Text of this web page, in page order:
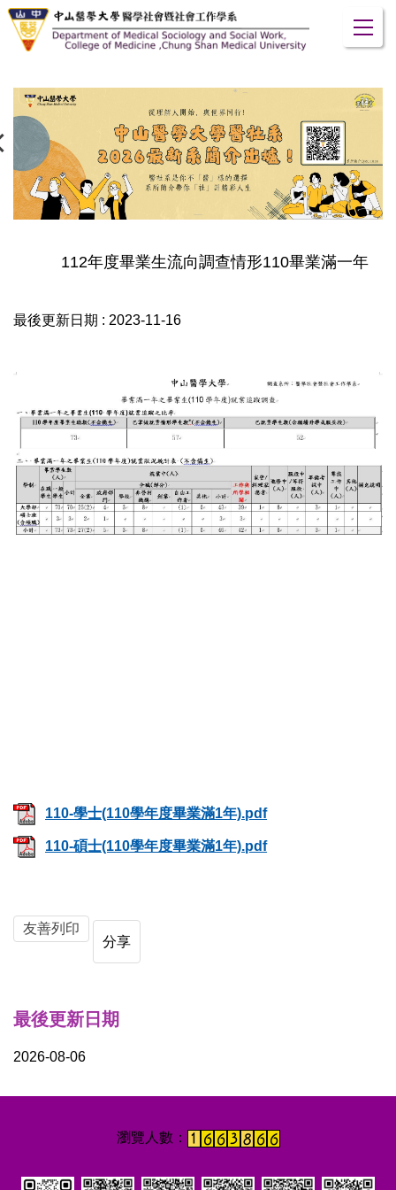
跳
到
容
區
112年度畢業生流向調查情形110畢業滿一年
最後更新日期 : 2023-11-16
110-學士(110學年度畢業滿1年).pdf
110-碩士(110學年度畢業滿1年).pdf
友善列印
分享
最後更新日期
2026-08-06